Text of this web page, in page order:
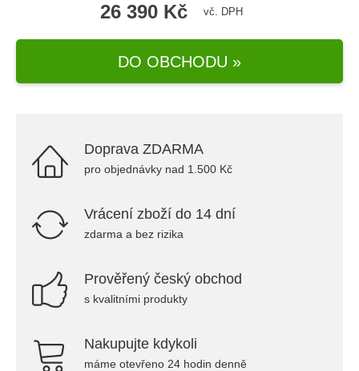
26 390 Kč vč. DPH
DO OBCHODU »
Doprava ZDARMA
pro objednávky nad 1.500 Kč
Vrácení zboží do 14 dní
zdarma a bez rizika
Prověřený český obchod
s kvalitními produkty
Nakupujte kdykoli
máme otevřeno 24 hodin denně